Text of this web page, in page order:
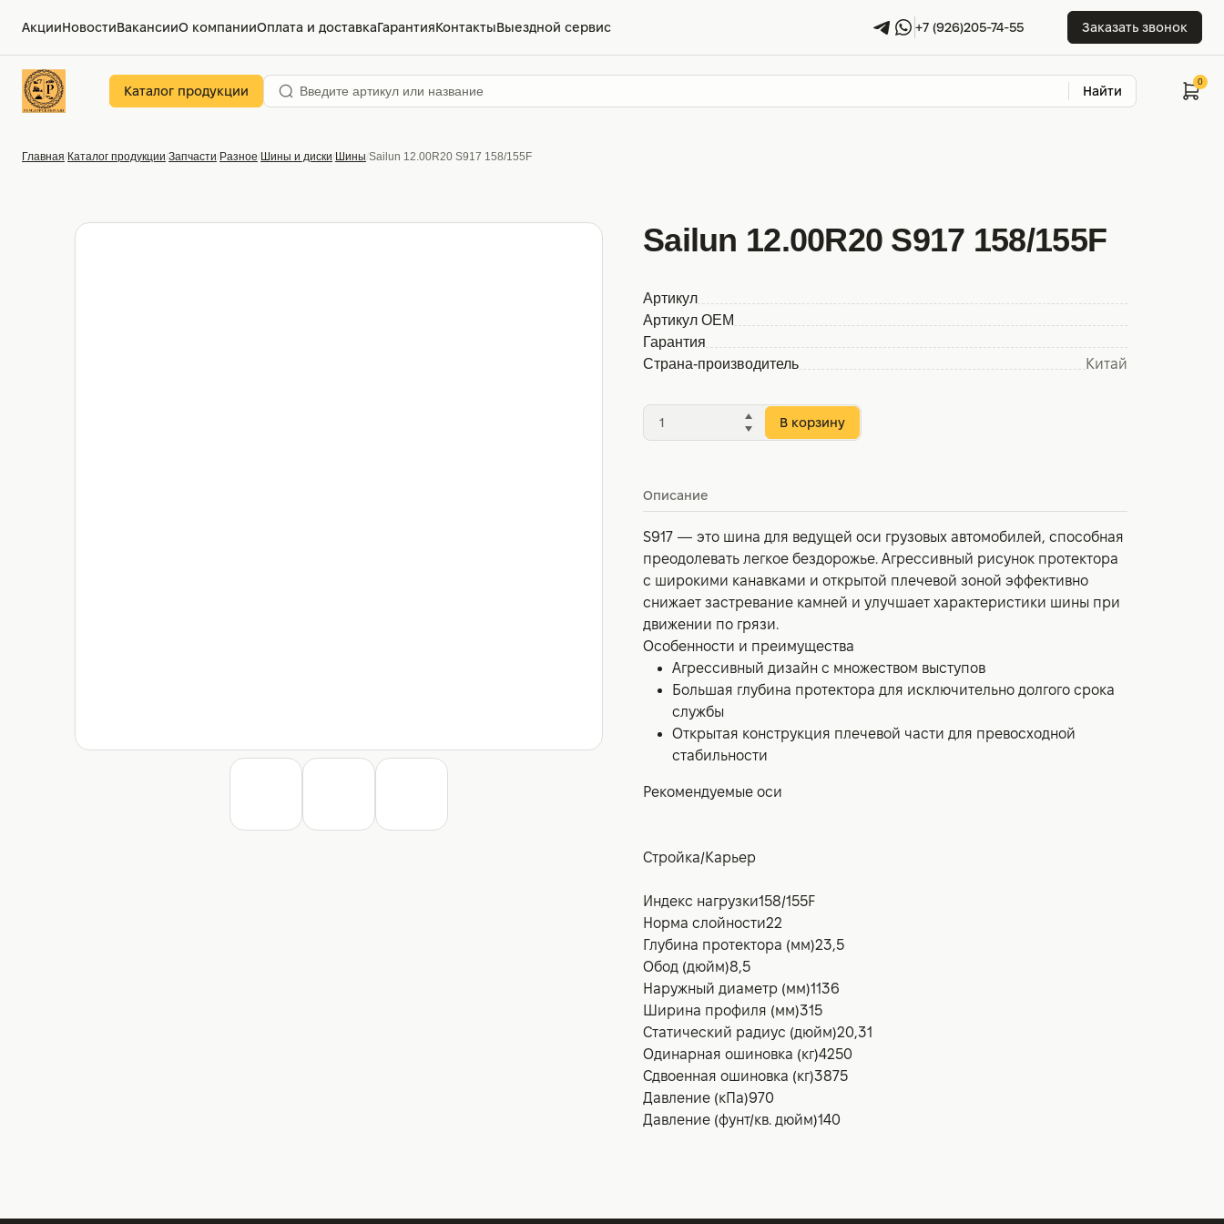
АкцииНовостиВакансииО компанииОплата и доставкаГарантияКонтактыВыездной сервис +7 (926)205-74-55 Заказать звонок
Каталог продукции Найти
Главная Каталог продукции Запчасти Разное Шины и диски Шины Sailun 12.00R20 S917 158/155F
Sailun 12.00R20 S917 158/155F
Артикул
Артикул OEM
Гарантия
Страна-производитель
Китай
В корзину
Описание
S917 — это шина для ведущей оси грузовых автомобилей, способная
преодолевать легкое бездорожье. Агрессивный рисунок протектора
с широкими канавками и открытой плечевой зоной эффективно
снижает застревание камней и улучшает характеристики шины при
движении по грязи.
Особенности и преимущества
Агрессивный дизайн с множеством выступов
Большая глубина протектора для исключительно долгого срока
службы
Открытая конструкция плечевой части для превосходной
стабильности
Рекомендуемые оси
Стройка/Карьер
Индекс нагрузки158/155F
Норма слойности22
Глубина протектора (мм)23,5
Обод (дюйм)8,5
Наружный диаметр (мм)1136
Ширина профиля (мм)315
Статический радиус (дюйм)20,31
Одинарная ошиновка (кг)4250
Сдвоенная ошиновка (кг)3875
Давление (кПа)970
Давление (фунт/кв. дюйм)140